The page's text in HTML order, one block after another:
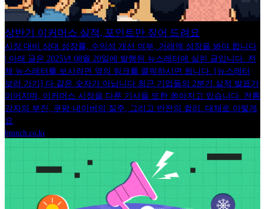
상반기 이커머스 실적, 포인트만 짚어 드려요
시장 대비 상대 성장률, 수익성 개선 여부, 거래액 성장을 봐야 합니다
| 아래 글은 2025년 08월 20일에 발행된 뉴스레터에 실린 글입니다. 전
체 뉴스레터를 보시려면 옆의 링크를 클릭하시면 됩니다. [뉴스레터
보러 가기] 다 같은 숫자가 아닙니다 최근 기업들의 2분기 실적 발표가
이어지며, 이커머스 시장을 다룬 기사들 또한 쏟아지고 있습니다. 전통
강자의 부진, 쿠팡·네이버의 질주, 그리고 반전의 컬리. 대체로 이렇게
요
brunch.co.kr